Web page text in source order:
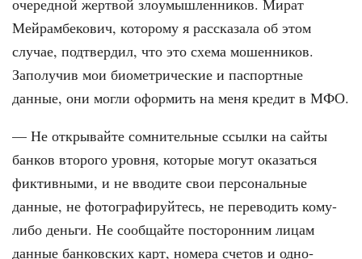
Мейрамбекович, которому я рассказала об этом
случае, подтвердил, что это схема мошенников.
Заполучив мои биометрические и па­спортные
данные, они могли оформить на меня кредит в МФО.
— Не открывайте сомнительные ссылки на сайты
банков второго уров­ня, которые могут оказаться
фиктив­ными, и не вводите свои персональ­ные
данные, не фотографируйтесь, не переводить кому-
либо деньги. Не со­общайте посторонним лицам
данные банковских карт, номера счетов и одно­